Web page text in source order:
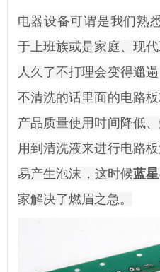
电器设备可谓是我们熟
于上班族或是家庭、现
人久了不打理会变得邋
不清洗的话里面的电路
产品质量使用时间降低
用到清洗液来进行电路
易产生泡沫，这时候蓝
家解决了燃眉之急。